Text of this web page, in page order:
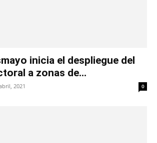
inicia el despliegue del
a zonas de...
2021 0